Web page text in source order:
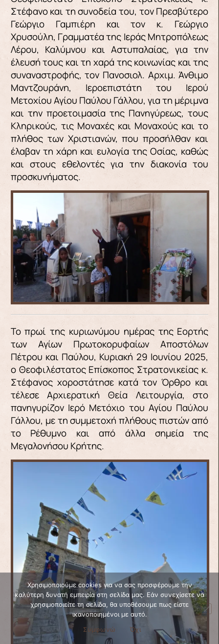
Στέφανο και τη συνοδεία του, τον Πρεσβύτερο
Γεώργιο Γαμπιέρη και τον κ. Γεώργιο
Χρυσούλη, Γραμματέα της Ιεράς Μητροπόλεως
Λέρου, Καλύμνου και Αστυπαλαίας, για την
έλευσή τους και τη χαρά της κοινωνίας και της
συναναστροφής, τον Πανοσιολ. Αρχιμ. Άνθιμο
Μαντζουράνη, Ιεροεπιστάτη του Ιερού
Μετοχίου Αγίου Παύλου Γάλλου, για τη μέριμνα
και την προετοιμασία της Πανηγύρεως, τους
Κληρικούς, τις Μοναχές και Μοναχούς και το
πλήθος των Χριστιανών, που προσήλθαν και
έλαβαν τη χάρη και ευλογία της Οσίας, καθώς
και στους εθελοντές για την διακονία του
προσκυνήματος.
Το πρωί της κυριωνύμου ημέρας της Εορτής
των Αγίων Πρωτοκορυφαίων Αποστόλων
Πέτρου και Παύλου, Κυριακή 29 Ιουνίου 2025,
ο Θεοφιλέστατος Επίσκοπος Στρατονικείας κ.
Στέφανος χοροστάτησε κατά τον Όρθρο και
τέλεσε Αρχιερατική Θεία Λειτουργία, στο
πανηγυρίζον Ιερό Μετόχιο του Αγίου Παύλου
Γάλλου, με τη συμμετοχή πλήθους πιστών από
το Ρέθυμνο και από άλλα σημεία της
Μεγαλονήσου Κρήτης.
Χρησιμοποιούμε cookies για να σας προσφέρουμε την
καλύτερη δυνατή εμπειρία στη σελίδα μας. Εάν συνεχίσετε να
χρησιμοποιείτε τη σελίδα, θα υποθέσουμε πως είστε
ικανοποιημένοι με αυτό.
Συμφωνώ
Όχι